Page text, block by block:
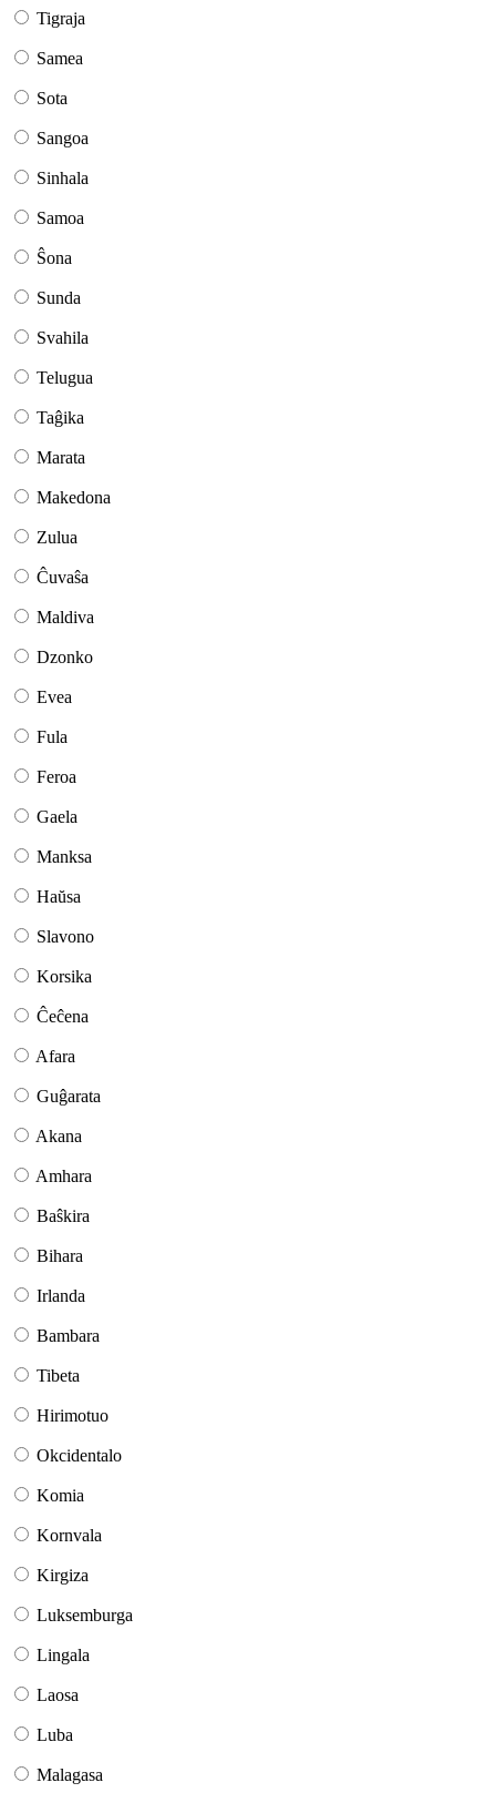
Tigraja
Samea
Sota
Sangoa
Sinhala
Samoa
Ŝona
Sunda
Svahila
Telugua
Taĝika
Marata
Makedona
Zulua
Ĉuvaŝa
Maldiva
Dzonko
Evea
Fula
Feroa
Gaela
Manksa
Haŭsa
Slavono
Korsika
Ĉeĉena
Afara
Guĝarata
Akana
Amhara
Baŝkira
Bihara
Irlanda
Bambara
Tibeta
Hirimotuo
Okcidentalo
Komia
Kornvala
Kirgiza
Luksemburga
Lingala
Laosa
Luba
Malagasa